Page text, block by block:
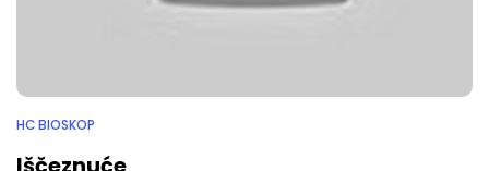
HC BIOSKOP